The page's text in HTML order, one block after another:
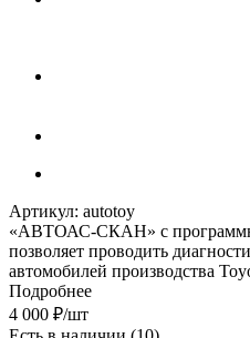
Артикул: autotoy
«АВТОАС-СКАН» с
позволяет проводить
автомобилей производства
Подробнее
4 000 ₽/шт